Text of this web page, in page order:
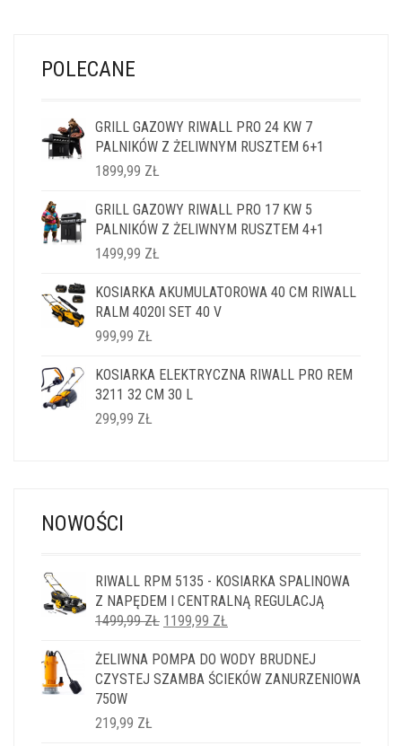
POLECANE
GRILL GAZOWY RIWALL PRO 24 KW 7
PALNIKÓW Z ŻELIWNYM RUSZTEM 6+1
1899,99 ZŁ
GRILL GAZOWY RIWALL PRO 17 KW 5
PALNIKÓW Z ŻELIWNYM RUSZTEM 4+1
1499,99 ZŁ
KOSIARKA AKUMULATOROWA 40 CM RIWALL
RALM 4020I SET 40 V
999,99 ZŁ
KOSIARKA ELEKTRYCZNA RIWALL PRO REM
3211 32 CM 30 L
299,99 ZŁ
NOWOŚCI
RIWALL RPM 5135 - KOSIARKA SPALINOWA
Z NAPĘDEM I CENTRALNĄ REGULACJĄ
1499,99ZŁ PIERWOTNA
WYNOSIŁA:
1499,99 ZŁ.
1199,99 ZŁ
WYNOSI:
1199,99 ZŁ.
ŻELIWNA POMPA DO WODY BRUDNEJ
CZYSTEJ SZAMBA ŚCIEKÓW ZANURZENIOWA
750W
219,99 ZŁ